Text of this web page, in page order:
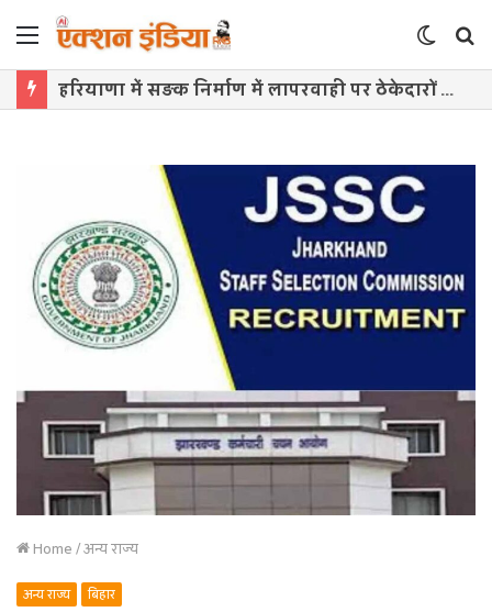
Menu
Switch
skin
हरियाणा में सड़क निर्माण में लापरवाही पर ठेकेदारों पर गिरेगी गाज, FIR और ब्लैकलिस्ट की चेतावनी
Home/अन्य राज्य
अन्य राज्य बिहार